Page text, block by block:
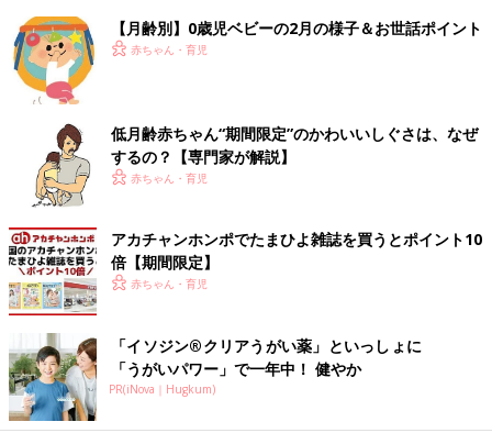
【月齢別】0歳児ベビーの2月の様子＆お世話ポイント
赤ちゃん・育児
低月齢赤ちゃん“期間限定”のかわいいしぐさは、なぜ
するの？【専門家が解説】
赤ちゃん・育児
アカチャンホンポでたまひよ雑誌を買うとポイント10
倍【期間限定】
赤ちゃん・育児
「イソジン®クリアうがい薬」といっしょに
「うがいパワー」で一年中！ 健やか
PR(iNova｜Hugkum)